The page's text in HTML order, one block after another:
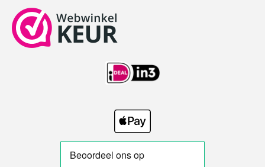
s
a
g
c
e
b
o
k
T
k